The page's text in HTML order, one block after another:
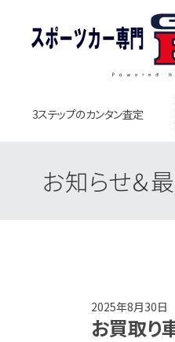
3ステップのカンタン査定
お知らせ＆
2025年8月30日
お買取り